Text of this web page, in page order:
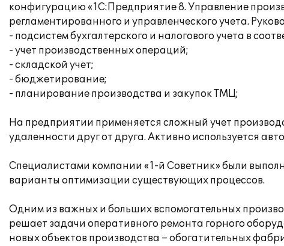
конфигурацию «1С:Предприятие 8. Управление
регламентированного и управленческого учета.
- подсистем бухгалтерского и налогового учета в
- учет производственных операций;
- складской учет;
- бюджетирование;
- планирование производства и закупок ТМЦ;
На предприятии применяется сложный учет
удаленности друг от друга. Активно используется
Специалистами компании «1-й Советник» были
варианты оптимизации существующих процессов.
Одним из важных и больших вспомогательных
решает задачи оперативного ремонта горного
новых объектов производства – обогатительных